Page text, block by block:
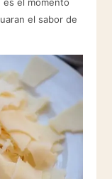
el sabor de